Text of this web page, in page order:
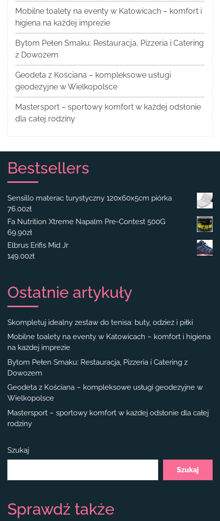
Mobilne toalety na eventy w Katowicach – komfort i
higiena na każdej imprezie
Bytom Pełen Smaku: Restauracja, Pizzeria i Catering
z Dowozem
Geodeta z Kościana – kompleksowe usługi
geodezyjne w Wielkopolsce
Mastersport – sportowy komfort w każdej odsłonie
dla całej rodziny
Bestsellers
Sensillo materac turystyczny 120x60x5cm piórka
76.00zł
Fa Nutrition Xtreme Napalm Pre-Contest 500G
69.90zł
Elbrus Erifis Mid Jr
149.00zł
Ostatnie artykuły
Skompletuj idealny zestaw do tenisa: buty, odzież i piłki
Mobilne toalety na eventy w Katowicach – komfort i higiena
na każdej imprezie
Bytom Pełen Smaku: Restauracja, Pizzeria i Catering z
Dowozem
Geodeta z Kościana – kompleksowe usługi geodezyjne w
Wielkopolsce
Mastersport – sportowy komfort w każdej odsłonie dla całej
rodziny
Szukaj
Szukaj
Sprawdź także